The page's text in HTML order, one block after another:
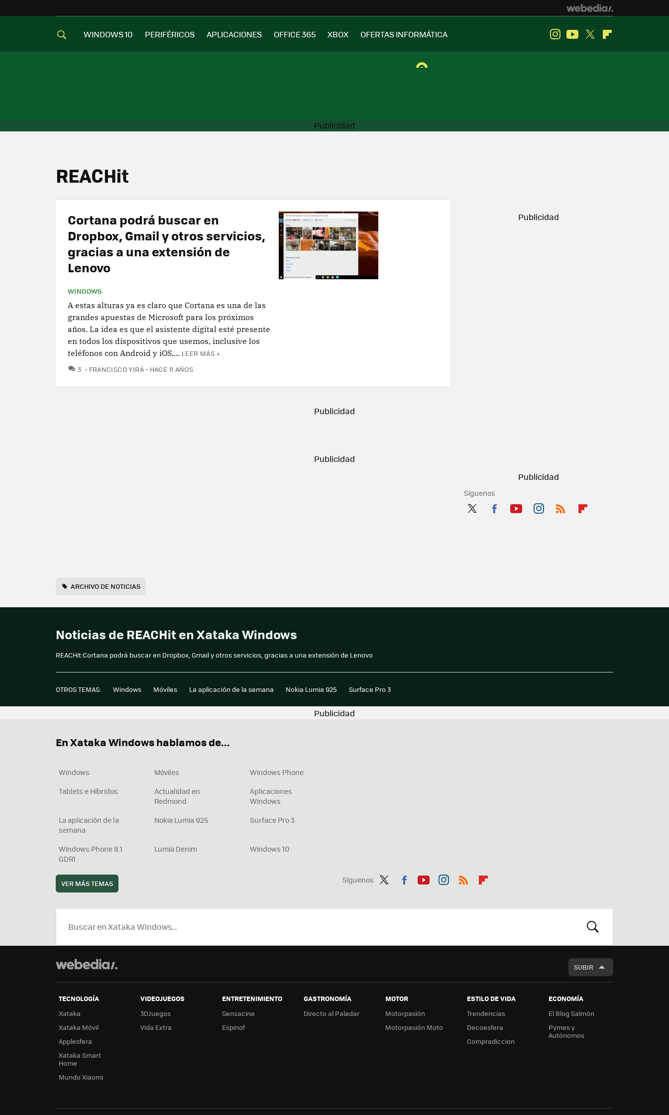
WINDOWS 10 PERIFÉRICOS APLICACIONES OFFICE 365 XBOX OFERTAS INFORMÁTICA InstagramYoutube
Twitter
REACHit
Cortana podrá buscar en
Dropbox, Gmail y otros servicios,
gracias a una extensión de
Lenovo
WINDOWS
A estas alturas ya es claro que Cortana es una de las
grandes apuestas de Microsoft para los próximos
años. La idea es que el asistente digital esté presente
en todos los dispositivos que usemos, inclusive los
teléfonos con Android y iOS,... LEER MÁS »
3 COMENTARIOS
FRANCISCO YIRÁ HACE 11 AÑOS
Síguenos
ARCHIVO DE NOTICIAS
Noticias de REACHit en Xataka Windows
REACHit:Cortana podrá buscar en Dropbox, Gmail y otros servicios, gracias a una extensión de Lenovo
OTROS TEMAS: Windows Móviles La aplicación de la semana Nokia Lumia 925 Surface Pro 3
Síguenos
ter
ebo tub agr
boa
En Xataka Windows hablamos de...
Windows Móviles
Windows Phone
Tablets e Híbridos
Actualidad en
Redmond
Aplicaciones
Windows
La aplicación de la
semana
Nokia Lumia 925 Surface Pro 3
Windows Phone 8.1
GDR1
Lumia Denim Windows 10
VER MÁS TEMAS
BUSCAR
SUBIR
TECNOLOGÍA
Xataka
Xataka Móvil
Applesfera
Xataka Smart
Home
Mundo Xiaomi
VIDEOJUEGOS
3DJuegos
Vida Extra
ENTRETENIMIENTO
Sensacine
Espinof
GASTRONOMÍA
Directo al Paladar
MOTOR
Motorpasión
Motorpasión Moto
ESTILO DE VIDA
Trendencias
Decoesfera
Compradiccion
ECONOMÍA
El Blog Salmón
Pymes y
Autónomos